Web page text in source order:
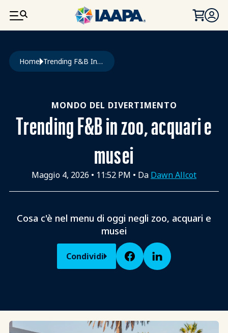
SALTA AL CONTENUTO PRINCIPALE
Briciole di pane
Home Trending F&B In Zoo, Acquari e Musei
MONDO DEL DIVERTIMENTO
Trending F&B in zoo, acquari e
musei
Maggio 4, 2026 • 11:52 PM • Da Dawn Allcot
Cosa c'è nel menu di oggi negli zoo, acquari e
musei
Condividi